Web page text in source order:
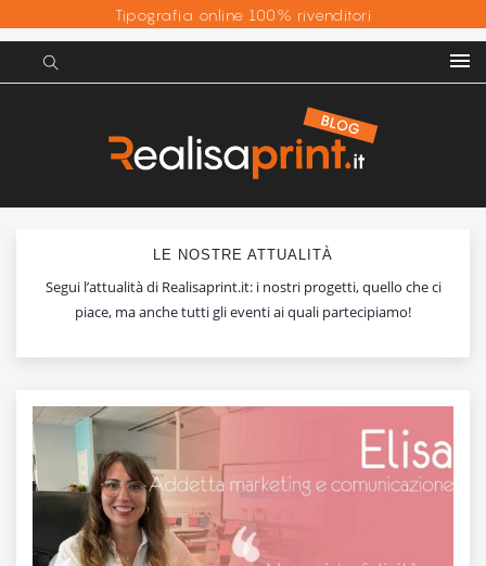
Tipografia online 100% rivenditori
LE NOSTRE ATTUALITÀ
Segui l’attualità di Realisaprint.it: i nostri progetti, quello che ci
piace, ma anche tutti gli eventi ai quali partecipiamo!